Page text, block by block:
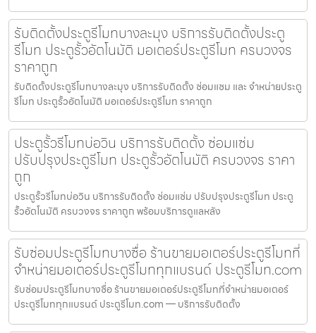
รับติดตั้งประตูรีโมทบางละมุง บริการรับติดตั้งประตู
รีโมท ประตูรั้วอัตโนมัติ มอเตอร์ประตูรีโมท ครบวงจร
ราคาถูก
รับติดตั้งประตูรีโมทบางละมุง บริการรับติดตั้ง ซ่อมแซม และ จำหน่ายประตู
รีโมท ประตูรั้วอัตโนมัติ มอเตอร์ประตูรีโมท ราคาถูก
ประตูรั้วรีโมทบ่อวิน บริการรับติดตั้ง ซ่อมแซ่ม
ปรับปรุงประตูรีโมท ประตูรั้วอัตโนมัติ ครบวงจร ราคา
ถูก
ประตูรั้วรีโมทบ่อวิน บริการรับติดตั้ง ซ่อมแซ่ม ปรับปรุงประตูรีโมท ประตู
รั้วอัตโนมัติ ครบวงจร ราคาถูก พร้อมบริการดูแลหลัง
รับซ่อมประตูรีโมทบางซื่อ ร้านขายมอเตอร์ประตูรีโมทที่
จำหน่ายมอเตอร์ประตูรีโมททุกแบรนด์ ประตูรีโมท.com
รับซ่อมประตูรีโมทบางซื่อ ร้านขายมอเตอร์ประตูรีโมทที่จำหน่ายมอเตอร์
ประตูรีโมททุกแบรนด์ ประตูรีโมท.com — บริการรับติดตั้ง